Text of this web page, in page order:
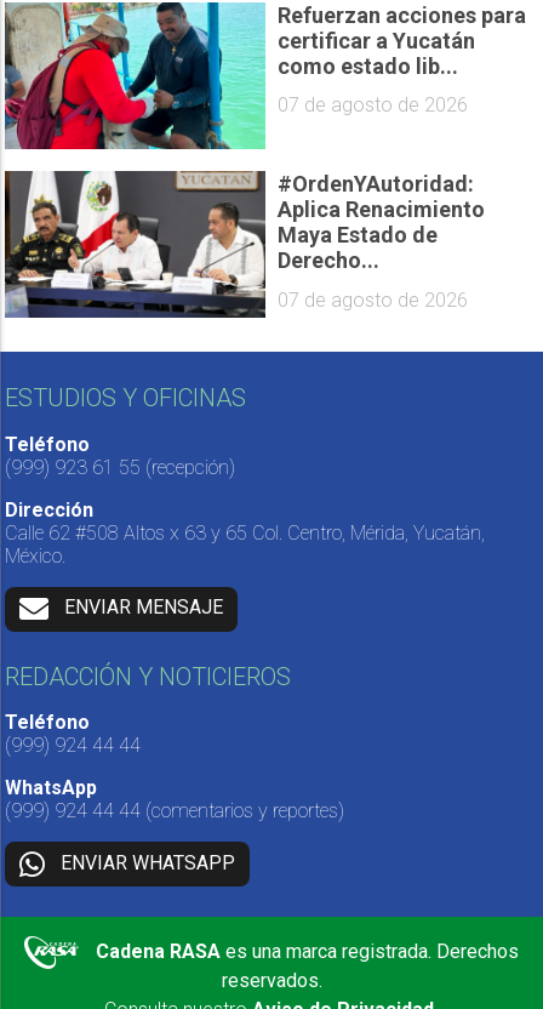
Refuerzan acciones para
certificar a Yucatán
como estado lib...
07 de agosto de 2026
#OrdenYAutoridad:
Aplica Renacimiento
Maya Estado de
Derecho...
07 de agosto de 2026
ESTUDIOS Y OFICINAS
Teléfono
(999) 923 61 55 (recepción)
Dirección
Calle 62 #508 Altos x 63 y 65 Col. Centro, Mérida, Yucatán,
México.
ENVIAR MENSAJE
REDACCIÓN Y NOTICIEROS
Teléfono
(999) 924 44 44
WhatsApp
(999) 924 44 44 (comentarios y reportes)
ENVIAR WHATSAPP
Cadena RASA es una marca registrada. Derechos
reservados.